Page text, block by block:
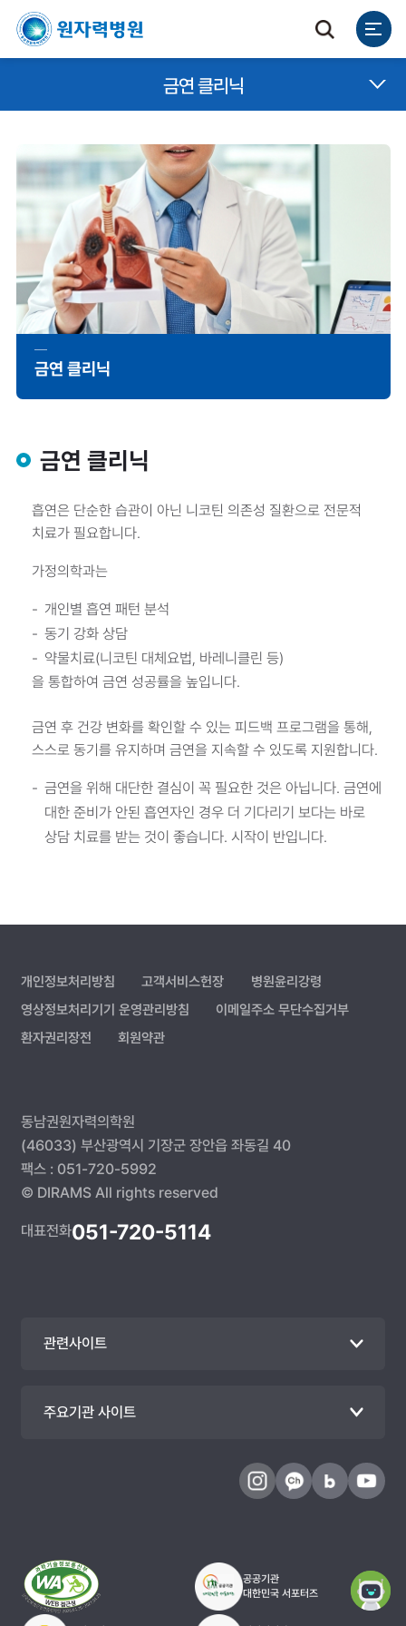
금연 클리닉
금연 클리닉
금연 클리닉
흡연은 단순한 습관이 아닌 니코틴 의존성 질환으로 전문적
치료가 필요합니다.
가정의학과는
개인별 흡연 패턴 분석
동기 강화 상담
약물치료(니코틴 대체요법, 바레니클린 등)
을 통합하여 금연 성공률을 높입니다.
금연 후 건강 변화를 확인할 수 있는 피드백 프로그램을 통해,
스스로 동기를 유지하며 금연을 지속할 수 있도록 지원합니다.
금연을 위해 대단한 결심이 꼭 필요한 것은 아닙니다. 금연에
대한 준비가 안된 흡연자인 경우 더 기다리기 보다는 바로
상담 치료를 받는 것이 좋습니다. 시작이 반입니다.
개인정보처리방침 고객서비스헌장
병원윤리강령
영상정보처리기기 운영관리방침
이메일주소 무단수집거부
환자권리장전
회원약관
동남권원자력의학원
(46033) 부산광역시 기장군 장안읍 좌동길 40
팩스 : 051-720-5992
© DIRAMS All rights reserved
대표전화051-720-5114
관련사이트
주요기관 사이트
공공기관
대한민국 서포터즈